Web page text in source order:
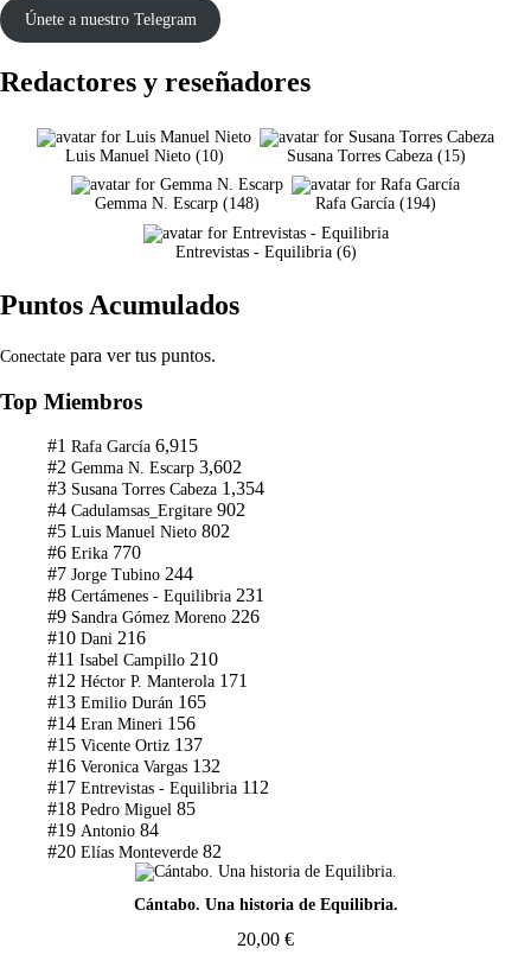
Únete a nuestro Telegram
Redactores y reseñadores
Luis Manuel Nieto (10) Susana Torres Cabeza(15)
Gemma N. Escarp(148) Rafa García (194)
Entrevistas - Equilibria (6)
Puntos Acumulados
Conectate para ver tus puntos.
Top Miembros
#1 Rafa García 6,915
#2 Gemma N. Escarp 3,602
#3 Susana Torres Cabeza 1,354
#4 Cadulamsas_Ergitare 902
#5 Luis Manuel Nieto 802
#6 Erika 770
#7 Jorge Tubino 244
#8 Certámenes - Equilibria 231
#9 Sandra Gómez Moreno 226
#10 Dani 216
#11 Isabel Campillo 210
#12 Héctor P. Manterola 171
#13 Emilio Durán 165
#14 Eran Mineri 156
#15 Vicente Ortiz 137
#16 Veronica Vargas 132
#17 Entrevistas - Equilibria 112
#18 Pedro Miguel 85
#19 Antonio 84
#20 Elías Monteverde 82
Cántabo. Una historia de Equilibria.
20,00 €